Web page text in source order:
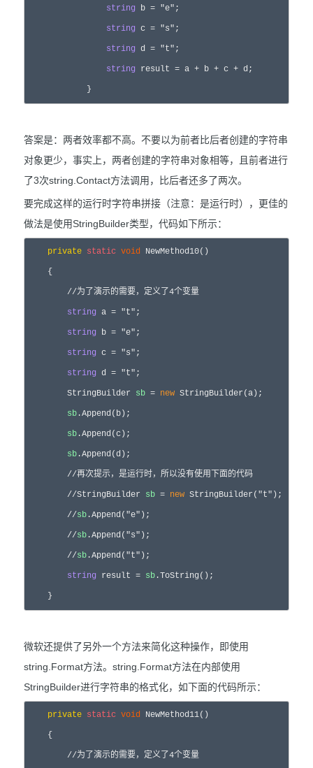
string b = "e" ;
string c = "s" ;
string d = "t" ;
string result = a + b + c + d;
            }
答案是：两者效率都不高。不要以为前者比后者创建的字符串
对象更少，事实上，两者创建的字符串对象相等，且前者进行
了3次string.Contact方法调用，比后者还多了两次。
要完成这样的运行时字符串拼接（注意：是运行时），更佳的
做法是使用StringBuilder类型，代码如下所示：
private static void NewMethod10()
    {
//为了演示的需要，定义了4个变量
string a = "t" ;
string b = "e" ;
string c = "s" ;
string d = "t" ;
        StringBuilder
sb = new StringBuilder(a);
sb .Append(b);
sb .Append(c);
sb .Append(d);
//再次提示，是运行时，所以没有使用下面的代码
//StringBuilder sb = new StringBuilder("t");
//sb .Append("e");
//sb .Append("s");
//sb .Append("t");
string result = sb .ToString();
    }
微软还提供了另外一个方法来简化这种操作，即使用
string.Format方法。string.Format方法在内部使用
StringBuilder进行字符串的格式化，如下面的代码所示：
private static void NewMethod11()
    {
//为了演示的需要，定义了4个变量